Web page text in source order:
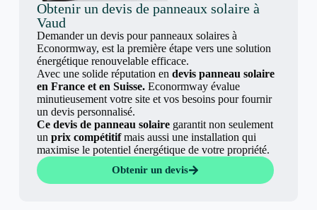
Obtenir un devis de panneaux solaire à
Vaud
Demander un devis pour panneaux solaires à
Econormway, est la première étape vers une solution
énergétique renouvelable efficace.
Avec une solide réputation en devis panneau solaire
en France et en Suisse.Econormway évalue
minutieusement votre site et vos besoins pour fournir
un devis personnalisé.
Ce devis de panneau solairegarantit non seulement
un prix compétitifmais aussi une installation qui
maximise le potentiel énergétique de votre propriété.
Obtenir un devis